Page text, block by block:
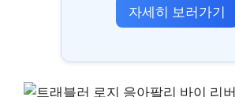
자세히 보러가기